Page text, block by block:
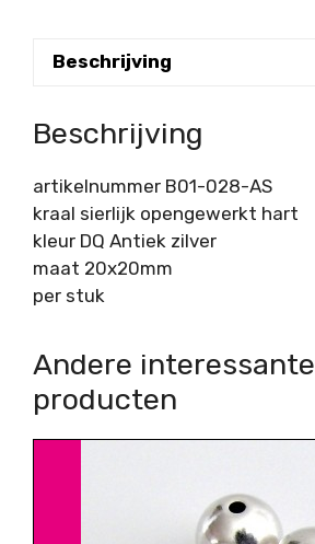
Beschrijving
Beschrijving
artikelnummer B01-028-AS
kraal sierlijk opengewerkt hart
kleur DQ Antiek zilver
maat 20x20mm
per stuk
Andere interessante
producten